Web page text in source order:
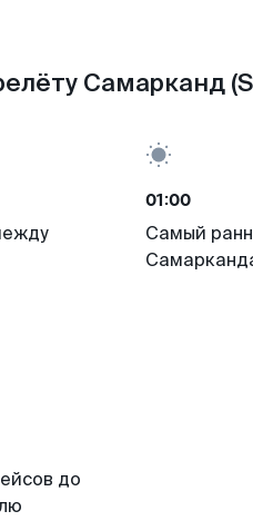
Самарканд
01:00
Самый
до